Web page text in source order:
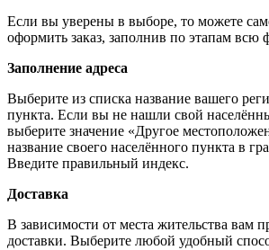
Если вы уверены в выборе, то можете
оформить заказ, заполнив по этапам всю
Заполнение адреса
Выберите из списка название вашего
пункта. Если вы не нашли свой
выберите значение «Другое
название своего населённого пункта в
Введите правильный индекс.
Доставка
В зависимости от места жительства вам
доставки. Выберите любой удобный